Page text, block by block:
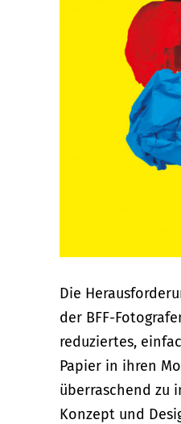
Die
der BFF-
reduziertes,
Papier in ihren
überraschend zu
Konzept und